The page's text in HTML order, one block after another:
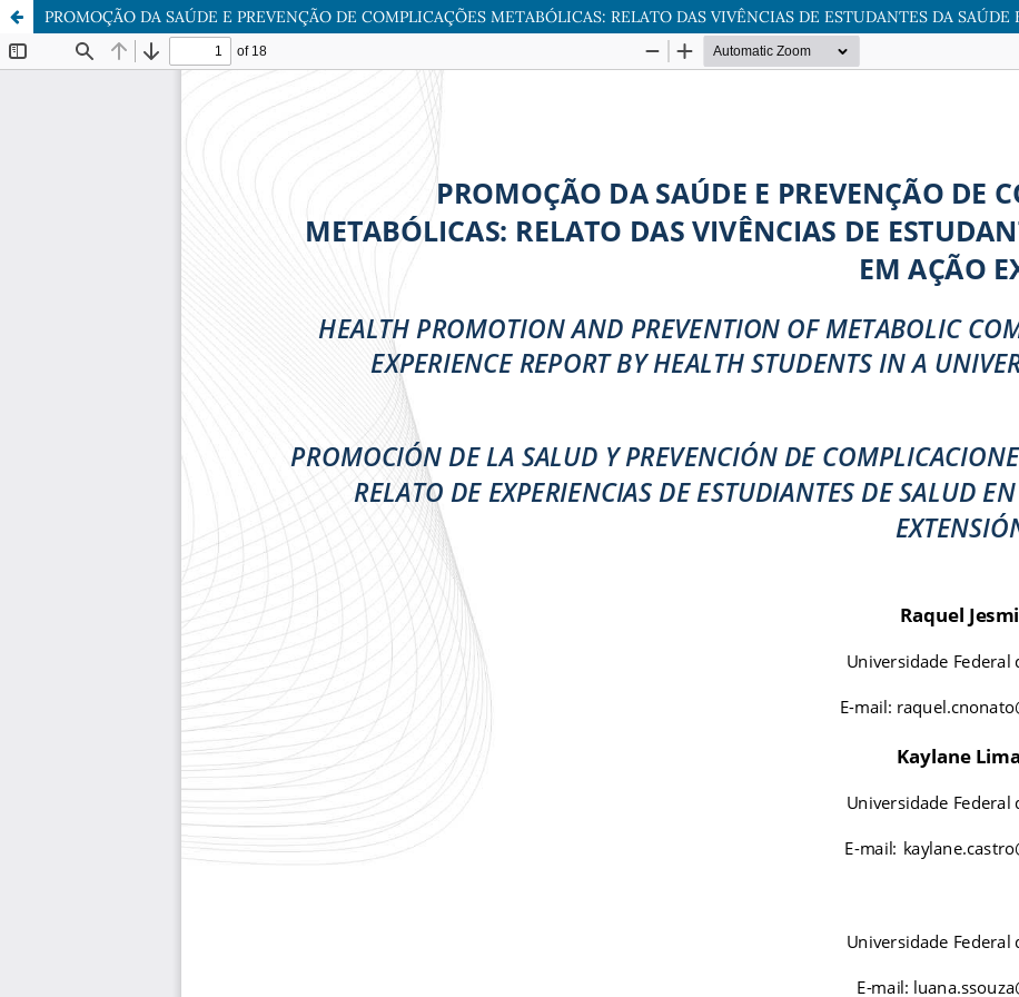
PROMOÇÃO DA SAÚDE E PREVENÇÃO DE COMPLICAÇÕES METABÓLICAS: RELATO DAS VIVÊNCIAS DE ESTUDANTES DA